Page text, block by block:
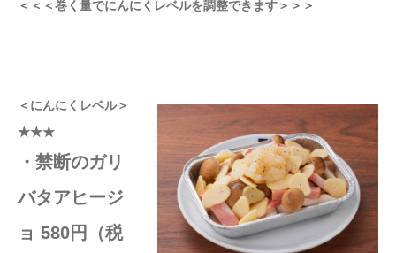
＜＜＜巻く量でにんにくレベルを調整できます＞＞＞
＜にんにくレベル＞
★★★
・禁断のガリ
バタアヒージ
ョ 580円（税